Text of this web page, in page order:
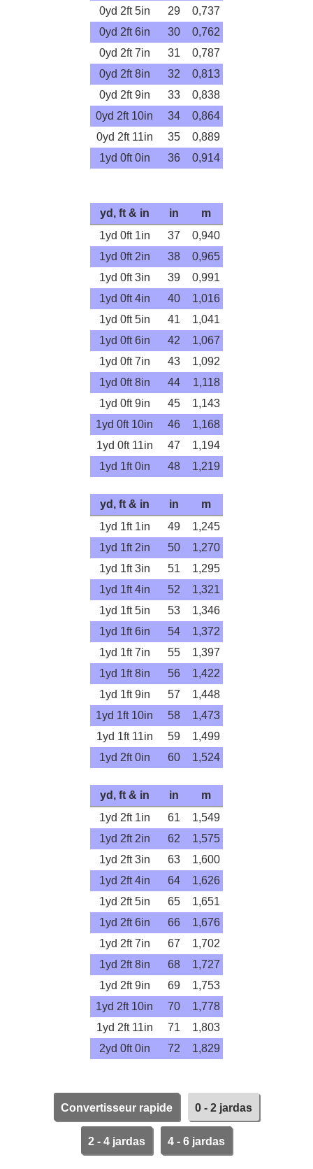
0yd 2ft 5in
29
0,737
0yd 2ft 6in
30
0,762
0yd 2ft 7in
31
0,787
0yd 2ft 8in
32
0,813
0yd 2ft 9in
33
0,838
0yd 2ft 10in
34
0,864
0yd 2ft 11in
35
0,889
1yd 0ft 0in
36 0,914
yd, ft & in in
m
1yd 0ft 1in
37
0,940
1yd 0ft 2in
38
0,965
1yd 0ft 3in
39
0,991
1yd 0ft 4in
40
1,016
1yd 0ft 5in
41
1,041
1yd 0ft 6in
42
1,067
1yd 0ft 7in
43
1,092
1yd 0ft 8in
44
1,118
1yd 0ft 9in
45
1,143
1yd 0ft 10in
46
1,168
1yd 0ft 11in
47
1,194
1yd 1ft 0in
48 1,219
yd, ft & in in
m
1yd 1ft 1in
49
1,245
1yd 1ft 2in
50
1,270
1yd 1ft 3in
51
1,295
1yd 1ft 4in
52
1,321
1yd 1ft 5in
53
1,346
1yd 1ft 6in
54
1,372
1yd 1ft 7in
55
1,397
1yd 1ft 8in
56
1,422
1yd 1ft 9in
57
1,448
1yd 1ft 10in
58
1,473
1yd 1ft 11in
59
1,499
1yd 2ft 0in
60 1,524
yd, ft & in in
m
1yd 2ft 1in
61
1,549
1yd 2ft 2in
62
1,575
1yd 2ft 3in
63
1,600
1yd 2ft 4in
64
1,626
1yd 2ft 5in
65
1,651
1yd 2ft 6in
66
1,676
1yd 2ft 7in
67
1,702
1yd 2ft 8in
68
1,727
1yd 2ft 9in
69
1,753
1yd 2ft 10in
70
1,778
1yd 2ft 11in
71
1,803
2yd 0ft 0in
72 1,829
Convertisseur rapide 0 - 2 jardas
2 - 4 jardas 4 - 6 jardas